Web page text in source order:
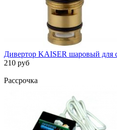
Дивертор KАISER шаровый для
210 руб
Рассрочка